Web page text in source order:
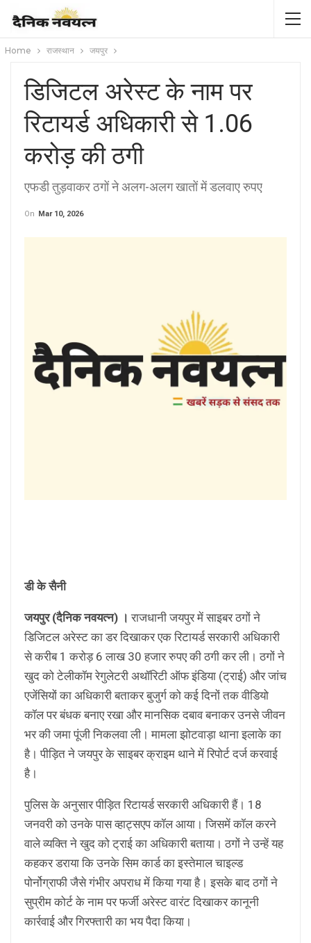
Home राजस्थान जयपुर
डिजिटल अरेस्ट के नाम पर
रिटायर्ड अधिकारी से 1.06
करोड़ की ठगी
एफडी तुड़वाकर ठगों ने अलग-अलग खातों में डलवाए रुपए
On Mar 10, 2026
डी के सैनी
जयपुर (दैनिक नवयत्न) । राजधानी जयपुर में साइबर ठगों ने
डिजिटल अरेस्ट का डर दिखाकर एक रिटायर्ड सरकारी अधिकारी
से करीब 1 करोड़ 6 लाख 30 हजार रुपए की ठगी कर ली। ठगों ने
खुद को टेलीकॉम रेगुलेटरी अथॉरिटी ऑफ इंडिया (ट्राई) और जांच
एजेंसियों का अधिकारी बताकर बुजुर्ग को कई दिनों तक वीडियो
कॉल पर बंधक बनाए रखा और मानसिक दबाव बनाकर उनसे जीवन
भर की जमा पूंजी निकलवा ली। मामला झोटवाड़ा थाना इलाके का
है। पीड़ित ने जयपुर के साइबर क्राइम थाने में रिपोर्ट दर्ज करवाई
है।
पुलिस के अनुसार पीड़ित रिटायर्ड सरकारी अधिकारी हैं। 18
जनवरी को उनके पास व्हाट्सएप कॉल आया। जिसमें कॉल करने
वाले व्यक्ति ने खुद को ट्राई का अधिकारी बताया। ठगों ने उन्हें यह
कहकर डराया कि उनके सिम कार्ड का इस्तेमाल चाइल्ड
पोर्नोग्राफी जैसे गंभीर अपराध में किया गया है। इसके बाद ठगों ने
सुप्रीम कोर्ट के नाम पर फर्जी अरेस्ट वारंट दिखाकर कानूनी
कार्रवाई और गिरफ्तारी का भय पैदा किया।